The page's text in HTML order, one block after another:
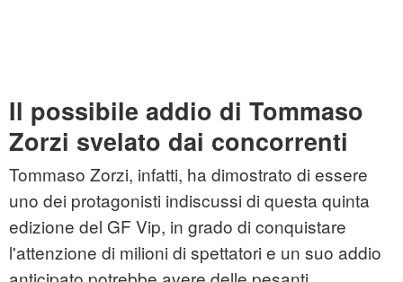
Il possibile addio di Tommaso
Zorzi svelato dai concorrenti
Tommaso Zorzi, infatti, ha dimostrato di essere
uno dei protagonisti indiscussi di questa quinta
edizione del GF Vip, in grado di conquistare
l'attenzione di milioni di spettatori e un suo addio